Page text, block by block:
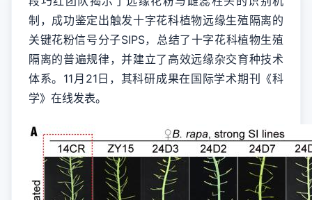
制，成功鉴定出触发十字花科植物远缘生殖隔离的
关键花粉信号分子SIPS，总结了十字花科植物生殖
隔离的普遍规律，并建立了高效远缘杂交育种技术
体系。11月21日，其科研成果在国际学术期刊《科
学》在线发表。